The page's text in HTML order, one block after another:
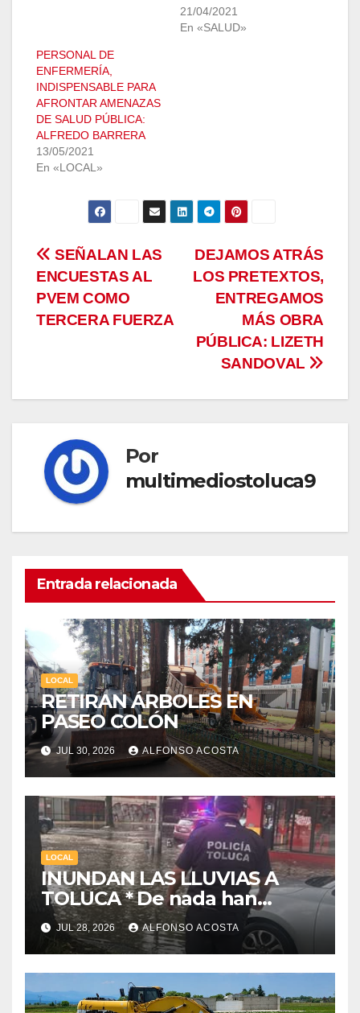
21/04/2021
En «SALUD»
PERSONAL DE
ENFERMERÍA,
INDISPENSABLE PARA
AFRONTAR AMENAZAS
DE SALUD PÚBLICA:
ALFREDO BARRERA
13/05/2021
En «LOCAL»
Navegación
de
entradas
DEJAMOS ATRÁS
LOS PRETEXTOS,
ENTREGAMOS
MÁS OBRA
PÚBLICA: LIZETH
SANDOVAL
SEÑALAN LAS
ENCUESTAS AL
PVEM COMO
TERCERA FUERZA
Por
multimediostoluca9
Entrada relacionada
LOCAL
RETIRAN ÁRBOLES EN
PASEO COLÓN
JUL 30, 2026 ALFONSO ACOSTA
LOCAL
INUNDAN LAS LLUVIAS A
TOLUCA * De nada han
servido las obras municipales
JUL 28, 2026 ALFONSO ACOSTA